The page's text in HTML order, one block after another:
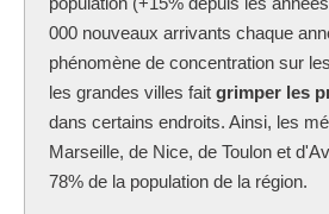
000 nouveaux arrivants chaque
phénomène de concentration sur
les grandes villes fait grimper les
dans certains endroits. Ainsi, les
Marseille, de Nice, de Toulon et
78% de la population de la région.